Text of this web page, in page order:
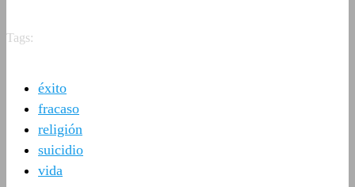
Tags:
éxito
fracaso
religión
suicidio
vida